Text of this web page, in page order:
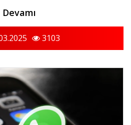
Devamı
3103